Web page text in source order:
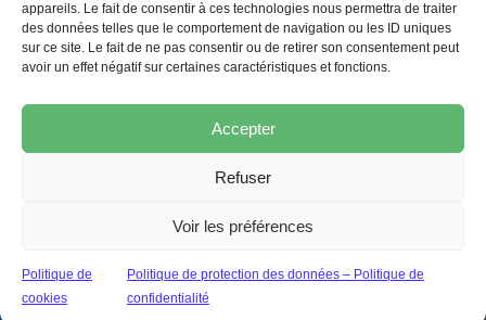
appareils. Le fait de consentir à ces technologies nous permettra de traiter
des données telles que le comportement de navigation ou les ID uniques
sur ce site. Le fait de ne pas consentir ou de retirer son consentement peut
avoir un effet négatif sur certaines caractéristiques et fonctions.
Accepter
Refuser
Voir les préférences
Politique de
cookies
Politique de protection des données – Politique de
confidentialité
S'ABONNER(NOUVELLE FENÊTRE)
ADHÉRER
Épargne
(nouvelle fenêtre) Formation
(nouvelle fenêtre)
POLITIQUE DE COOKIES